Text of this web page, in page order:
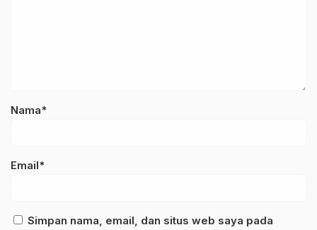
Nama*
Email*
Simpan nama, email, dan situs web saya pada